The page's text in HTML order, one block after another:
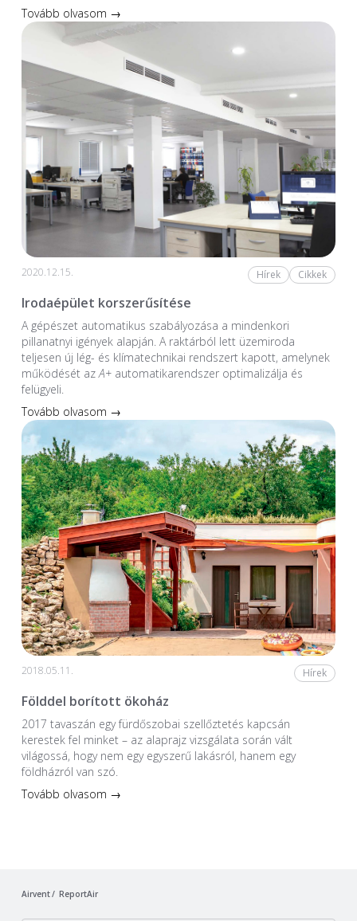
Tovább olvasom →
2020.12.15. Hírek Cikkek
Irodaépület korszerűsítése
A gépészet automatikus szabályozása a mindenkori
pillanatnyi igények alapján. A raktárból lett üzemiroda
teljesen új lég- és klímatechnikai rendszert kapott, amelynek
működését azA+automatikarendszer optimalizálja és
felügyeli.
Tovább olvasom →
2018.05.11. Hírek
Földdel borított ökoház
2017 tavaszán egy fürdőszobai szellőztetés kapcsán
kerestek fel minket – az alaprajz vizsgálata során vált
világossá, hogy nem egy egyszerű lakásról, hanem egy
földházról van szó.
Tovább olvasom →
Airvent ReportAir